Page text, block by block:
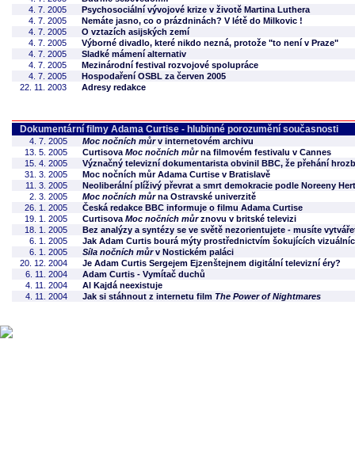
4. 7. 2005
Psychosociální vývojové krize v životě Martina Luthera
4. 7. 2005
Nemáte jasno, co o prázdninách? V létě do Milkovic !
4. 7. 2005
O vztazích asijských zemí
4. 7. 2005
Výborné divadlo, které nikdo nezná, protože "to není v Praze"
4. 7. 2005
Sladké mámení alternativ
4. 7. 2005
Mezinárodní festival rozvojové spolupráce
4. 7. 2005
Hospodaření OSBL za červen 2005
22. 11. 2003
Adresy redakce
Dokumentární filmy Adama Curtise - hlubinné porozumění současnosti
4. 7. 2005 Moc nočních můrv internetovém archivu
13. 5. 2005
Curtisova Moc nočních můrna filmovém festivalu v Cannes
15. 4. 2005
Význačný televizní dokumentarista obvinil BBC, že přehání
31. 3. 2005
Moc nočních můr Adama Curtise v Bratislavě
11. 3. 2005
Neoliberální plíživý převrat a smrt demokracie podle Noreeny
2. 3. 2005
Moc nočních můrna Ostravské univerzitě
26. 1. 2005
Česká redakce BBC informuje o filmu Adama Curtise
19. 1. 2005
Curtisova Moc nočních můrznovu v britské televizi
18. 1. 2005
Bez analýzy a syntézy se ve světě nezorientujete - musíte
6. 1. 2005
Jak Adam Curtis bourá mýty prostřednictvím šokujících
6. 1. 2005
Síla nočních můrv Nostickém paláci
20. 12. 2004
Je Adam Curtis Sergejem Ejzenštejnem digitální televizní éry?
6. 11. 2004
Adam Curtis - Vymítač duchů
4. 11. 2004
Al Kajdá neexistuje
4. 11. 2004
Jak si stáhnout z internetu film The Power of Nightmares